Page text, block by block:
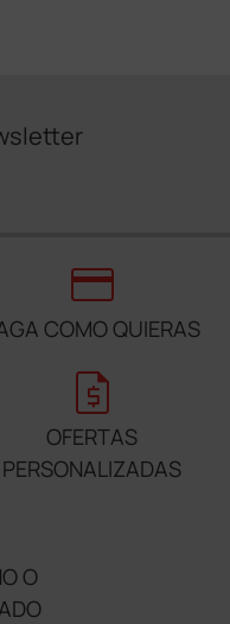
credit_card
COMO QUIERAS
request_quote
OFERTAS
PERSONALIZADAS
O